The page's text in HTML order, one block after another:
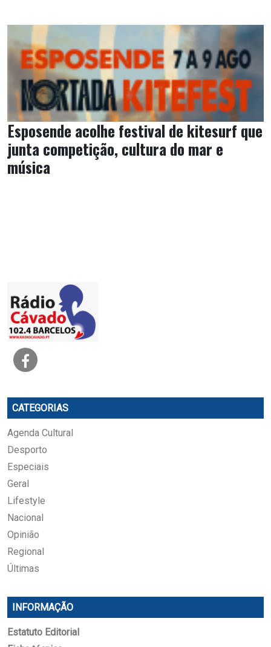
Esposende acolhe festival de kitesurf que
junta competição, cultura do mar e
música
CATEGORIAS
Agenda Cultural
Desporto
Especiais
Geral
Lifestyle
Nacional
Opinião
Regional
Últimas
INFORMAÇÃO
Estatuto Editorial